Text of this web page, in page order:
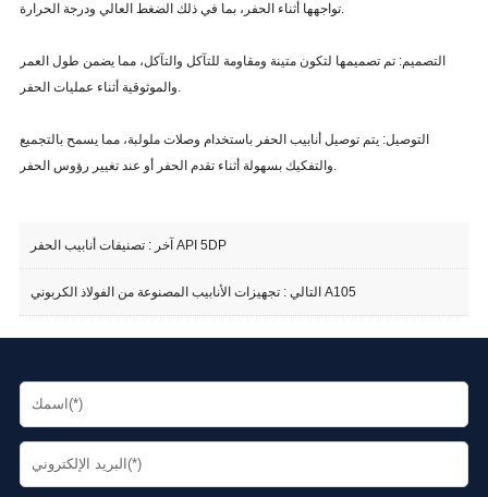
تواجهها أثناء الحفر، بما في ذلك الضغط العالي ودرجة الحرارة.
التصميم: تم تصميمها لتكون متينة ومقاومة للتآكل والتآكل، مما يضمن طول العمر
والموثوقية أثناء عمليات الحفر.
التوصيل: يتم توصيل أنابيب الحفر باستخدام وصلات ملولبة، مما يسمح بالتجميع
والتفكيك بسهولة أثناء تقدم الحفر أو عند تغيير رؤوس الحفر.
آخر : تصنيفات أنابيب الحفر API 5DP
التالي : تجهيزات الأنابيب المصنوعة من الفولاذ الكربوني A105